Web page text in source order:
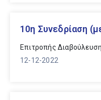
Δημοτικής
Ελευθερίου-
10η Συνεδρίαση
Επιτροπής
12-12-2022